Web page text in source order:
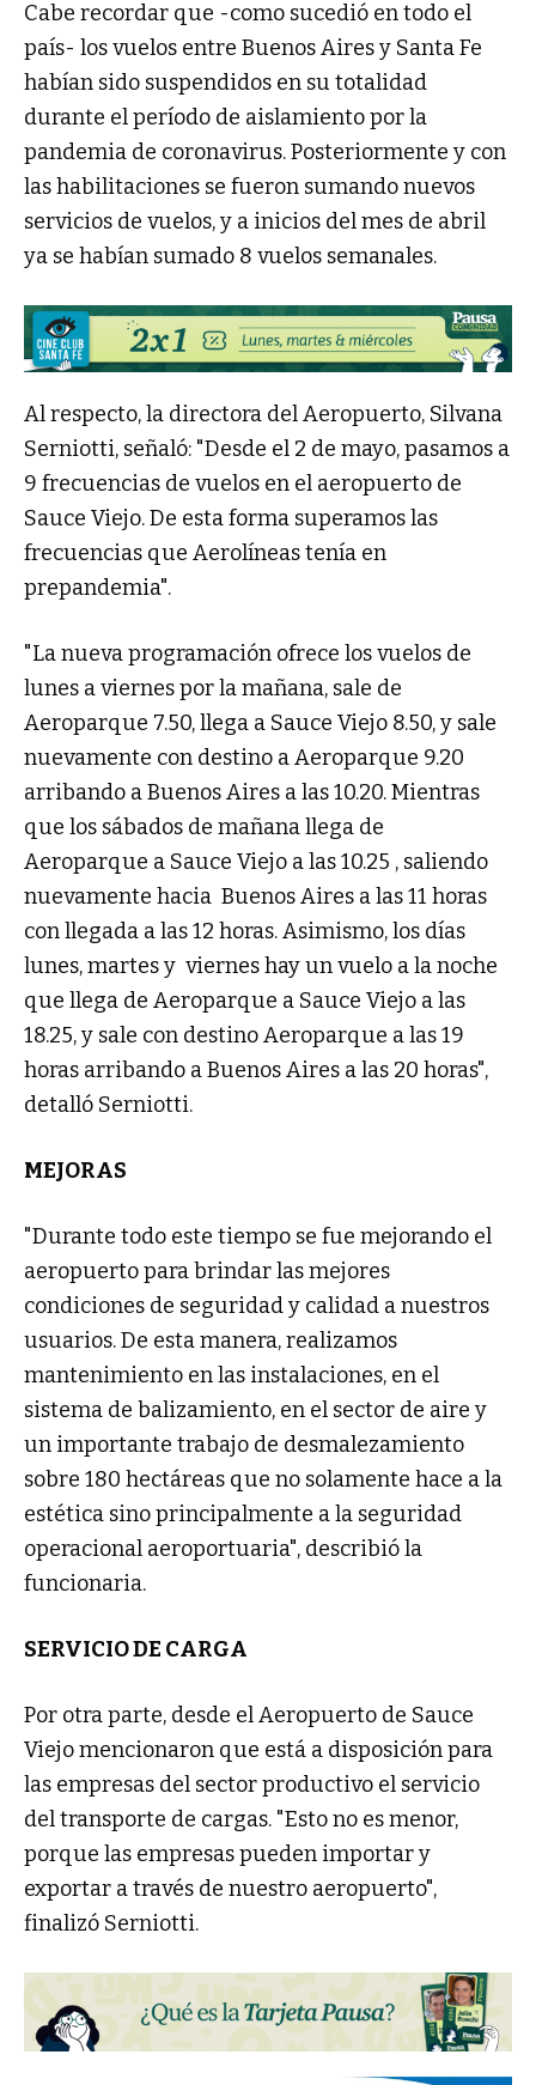
Cabe recordar que -como sucedió en todo el
país- los vuelos entre Buenos Aires y Santa Fe
habían sido suspendidos en su totalidad
durante el período de aislamiento por la
pandemia de coronavirus. Posteriormente y con
las habilitaciones se fueron sumando nuevos
servicios de vuelos, y a inicios del mes de abril
ya se habían sumado 8 vuelos semanales.
Al respecto, la directora del Aeropuerto, Silvana
Serniotti, señaló: "Desde el 2 de mayo, pasamos a
9 frecuencias de vuelos en el aeropuerto de
Sauce Viejo. De esta forma superamos las
frecuencias que Aerolíneas tenía en
prepandemia".
"La nueva programación ofrece los vuelos de
lunes a viernes por la mañana, sale de
Aeroparque 7.50, llega a Sauce Viejo 8.50, y sale
nuevamente con destino a Aeroparque 9.20
arribando a Buenos Aires a las 10.20. Mientras
que los sábados de mañana llega de
Aeroparque a Sauce Viejo a las 10.25 , saliendo
nuevamente hacia Buenos Aires a las 11 horas
con llegada a las 12 horas. Asimismo, los días
lunes, martes y viernes hay un vuelo a la noche
que llega de Aeroparque a Sauce Viejo a las
18.25, y sale con destino Aeroparque a las 19
horas arribando a Buenos Aires a las 20 horas",
detalló Serniotti.
MEJORAS
"Durante todo este tiempo se fue mejorando el
aeropuerto para brindar las mejores
condiciones de seguridad y calidad a nuestros
usuarios. De esta manera, realizamos
mantenimiento en las instalaciones, en el
sistema de balizamiento, en el sector de aire y
un importante trabajo de desmalezamiento
sobre 180 hectáreas que no solamente hace a la
estética sino principalmente a la seguridad
operacional aeroportuaria", describió la
funcionaria.
SERVICIO DE CARGA
Por otra parte, desde el Aeropuerto de Sauce
Viejo mencionaron que está a disposición para
las empresas del sector productivo el servicio
del transporte de cargas. "Esto no es menor,
porque las empresas pueden importar y
exportar a través de nuestro aeropuerto",
finalizó Serniotti.